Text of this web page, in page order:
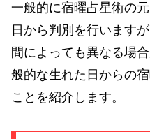
一般的に宿曜占星術の
日から判別を行います
間によっても異なる場
般的な生れた日からの
ことを紹介します。